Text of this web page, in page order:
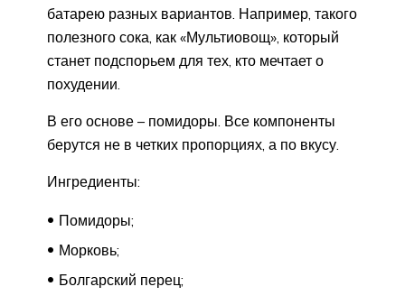
батарею разных вариантов. Например, такого
полезного сока, как «Мультиовощ», который
станет подспорьем для тех, кто мечтает о
похудении.
В его основе – помидоры. Все компоненты
берутся не в четких пропорциях, а по вкусу.
Ингредиенты:
Помидоры;
Морковь;
Болгарский перец;